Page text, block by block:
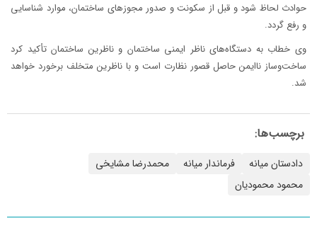
حوادث لحاظ شود و قبل از سکونت و صدور مجوزهای ساختمان، موارد شناسایی
و رفع گردد.
وی خطاب به دستگاه‌های ناظر ایمنی ساختمان و ناظرین ساختمان تأکید کرد
ساخت‌وساز ناایمن حاصل قصور نظارت است و با ناظرین متخلف برخورد خواهد
شد.
برچسب‌ها:
دادستان میانه فرماندار میانه
محمدرضا مشایخی
محمود محمودیان